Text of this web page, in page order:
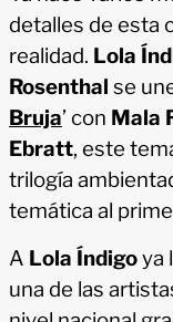
detalles de esta
realidad. Lola
Rosenthal se
Bruja’ con Mala
Ebratt, este
trilogía
temática al
A Lola Índigoya
una de las